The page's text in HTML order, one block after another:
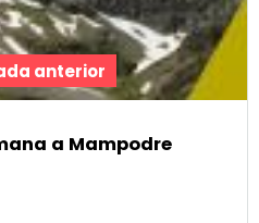
anterior
a Mampodre